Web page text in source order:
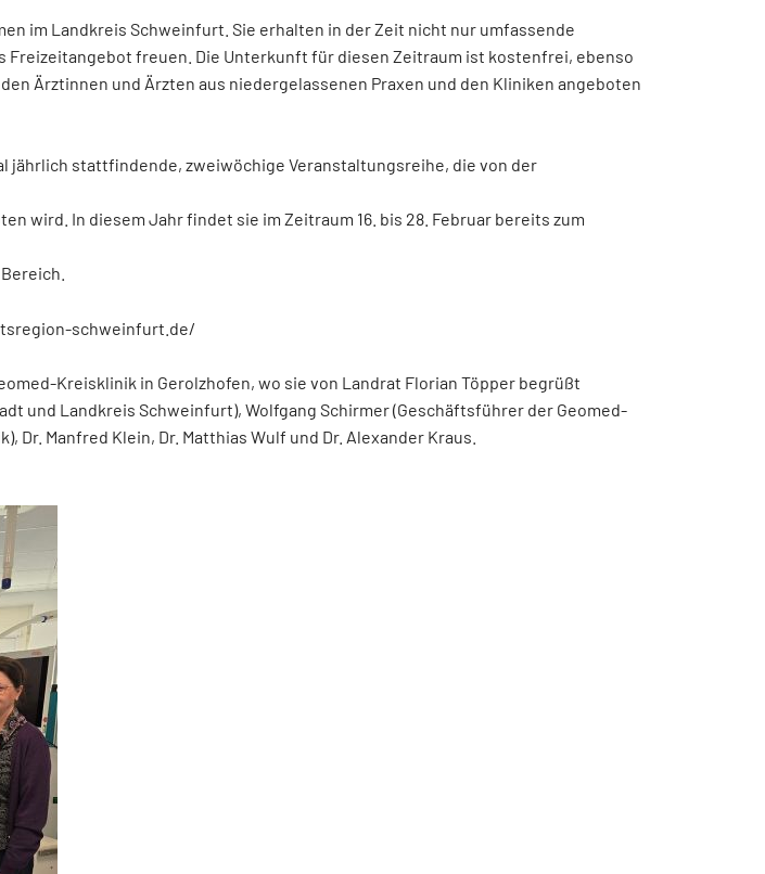
im Landkreis Schweinfurt. Sie erhalten in der Zeit nicht nur umfassende
freuen. Die Unterkunft für diesen Zeitraum ist kostenfrei, ebenso
Ärztinnen und Ärzten aus niedergelassenen Praxen und den Kliniken angeboten
jährlich stattfindende, zweiwöchige Veranstaltungsreihe, die von der
wird. In diesem Jahr findet sie im Zeitraum 16. bis 28. Februar bereits zum
schweinfurt.de/
Kreisklinik in Gerolzhofen, wo sie von Landrat Florian Töpper begrüßt
und Landkreis Schweinfurt), Wolfgang Schirmer (Geschäftsführer der Geomed-
Manfred Klein, Dr. Matthias Wulf und Dr. Alexander Kraus.